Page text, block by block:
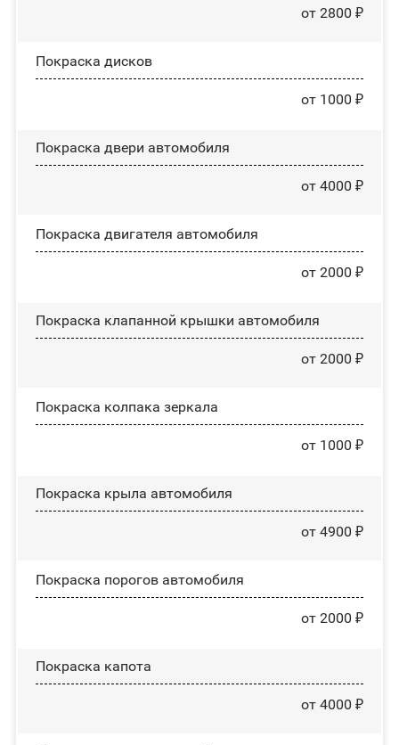
от 2800 ₽
Покраска дисков
от 1000 ₽
Покраска двери автомобиля
от 4000 ₽
Покраска двигателя автомобиля
от 2000 ₽
Покраска клапанной крышки автомобиля
от 2000 ₽
Покраска колпака зеркала
от 1000 ₽
Покраска крыла автомобиля
от 4900 ₽
Покраска порогов автомобиля
от 2000 ₽
Покраска капота
от 4000 ₽